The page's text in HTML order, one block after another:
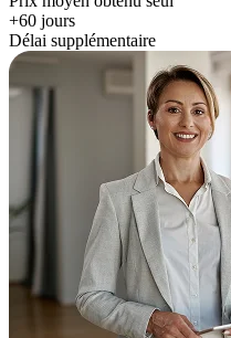
+60 jours
Délai supplémentaire